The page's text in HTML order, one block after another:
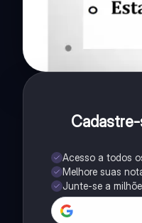
Acesso a todos
Melhore suas
Junte-se a